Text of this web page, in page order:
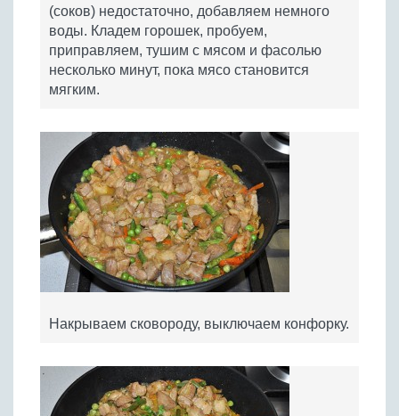
(соков) недостаточно, добавляем немного
воды. Кладем горошек, пробуем,
приправляем, тушим с мясом и фасолью
несколько минут, пока мясо становится
мягким.
Накрываем сковороду, выключаем конфорку.